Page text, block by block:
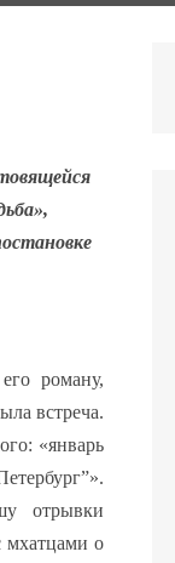
роману,
встреча.
«январь
отрывки
мхатцами о